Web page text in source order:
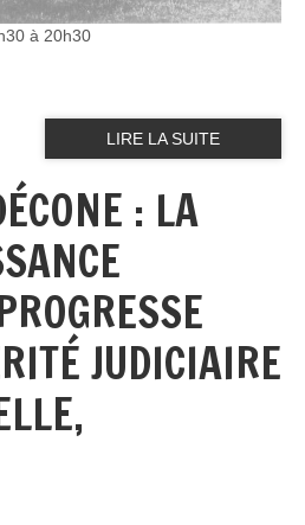
à 20h30
LIRE LA SUITE
: LA
JUDICIAIRE